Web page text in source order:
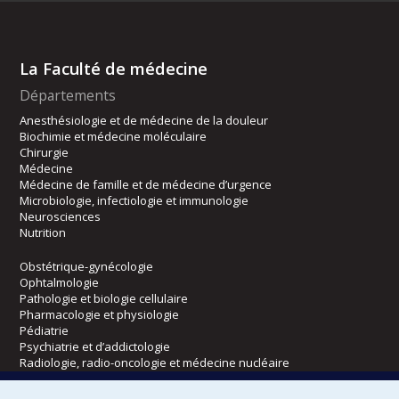
La Faculté de médecine
Départements
Anesthésiologie et de médecine de la douleur
Biochimie et médecine moléculaire
Chirurgie
Médecine
Médecine de famille et de médecine d’urgence
Microbiologie, infectiologie et immunologie
Neurosciences
Nutrition
Obstétrique-gynécologie
Ophtalmologie
Pathologie et biologie cellulaire
Pharmacologie et physiologie
Pédiatrie
Psychiatrie et d’addictologie
Radiologie, radio-oncologie et médecine nucléaire